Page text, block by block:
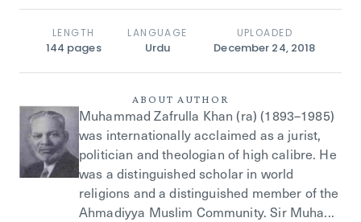
LENGTH
144 pages
LANGUAGE
Urdu
UPLOADED
December 24, 2018
ABOUT AUTHOR
Muhammad Zafrulla Khan (ra) (1893–1985)
was internationally acclaimed as a jurist,
politician and theologian of high calibre. He
was a distinguished scholar in world
religions and a distinguished member of the
Ahmadiyya Muslim Community. Sir Muha...